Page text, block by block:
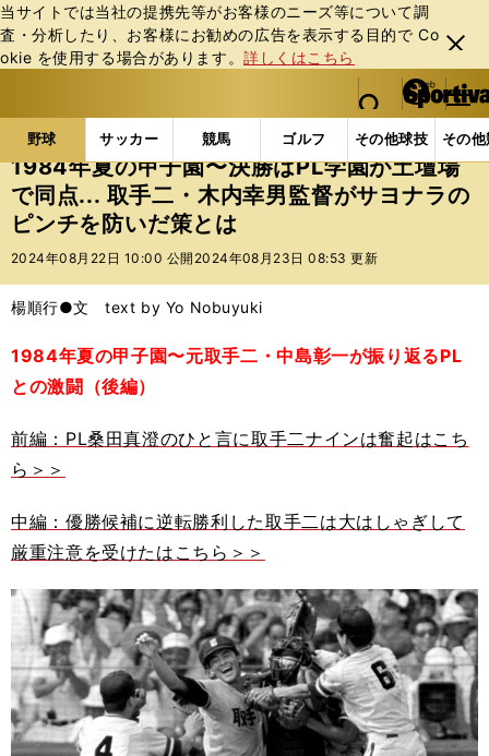
当サイトでは当社の提携先等がお客様のニーズ等について調
査・分析したり、お客様にお勧めの広告を表⽰する⽬的で Co
okie を使⽤する場合があります。詳しくはこちら
閉じ
る
web Sportiva (webスポルティーバ)
検索
マイペ
ー
ジ
メニュ
野球 サッカー 競馬 ゴルフ その他球技 その
b
ス
ポ
ル
テ
ー
バ
野球の記事一覧 高校野球他 1984年夏の甲子園〜決
1984年夏の甲子園〜決勝はPL学園が土壇場
で同点... 取手二・木内幸男監督がサヨナラの
ピンチを防いだ策とは
2024年08月22日 10:00 公開 2024年08月23日 08:53 更新
楊順行●文 text by Yo Nobuyuki
1984年夏の甲子園〜元取手二・中島彰一が振り返るPL
との激闘（後編）
前編：PL桑田真澄のひと言に取手二ナインは奮起はこち
ら＞＞
中編：優勝候補に逆転勝利した取手二は大はしゃぎして
厳重注意を受けたはこちら＞＞